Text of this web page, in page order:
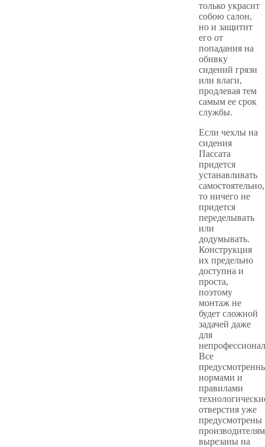
только украсит
собою салон,
но и защитит
его от
попадания на
обивку
сидений грязи
или влаги,
продлевая тем
самым ее срок
службы.
Если чехлы на
сидения
Пассата
придется
устанавливать
самостоятельно,
то ничего не
придется
переделывать
или
додумывать.
Конструкция
их предельно
доступна и
проста,
поэтому
монтаж не
будет сложной
задачей даже
для
Все
нормами и
правилами
отверстия уже
предусмотрены
вырезаны на